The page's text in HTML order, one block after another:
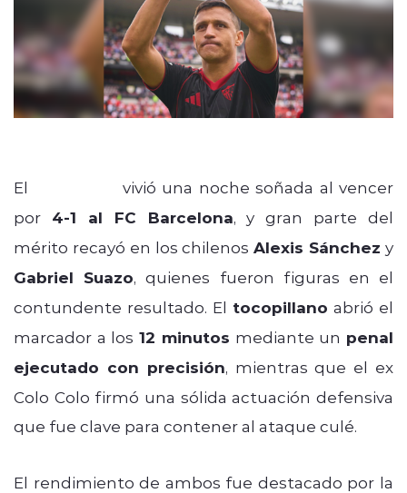
El
vivió una noche soñada al vencer
por 4-1 al FC Barcelona, y gran parte del
mérito recayó en los chilenosAlexis Sánchez y
Gabriel Suazo, quienes fueron figuras en el
contundente resultado. El tocopillano abrió el
marcador a los12 minutos mediante un penal
ejecutado con precisión, mientras que el ex
Colo Colo firmó una sólida actuación defensiva
que fue clave para contener al ataque culé.
El rendimiento de ambos fue destacado por la